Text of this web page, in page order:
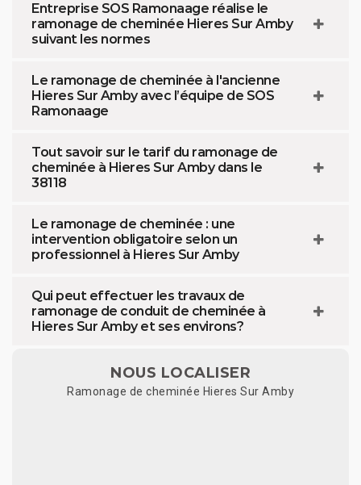
Entreprise SOS Ramonaage réalise le
ramonage de cheminée Hieres Sur Amby
suivant les normes
Le ramonage de cheminée à l'ancienne
Hieres Sur Amby avec l’équipe de SOS
Ramonaage
Tout savoir sur le tarif du ramonage de
cheminée à Hieres Sur Amby dans le
38118
Le ramonage de cheminée : une
intervention obligatoire selon un
professionnel à Hieres Sur Amby
Qui peut effectuer les travaux de
ramonage de conduit de cheminée à
Hieres Sur Amby et ses environs?
NOUS LOCALISER
Ramonage de cheminée Hieres Sur Amby